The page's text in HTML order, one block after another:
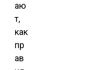
аю
т,
как
пр
ав